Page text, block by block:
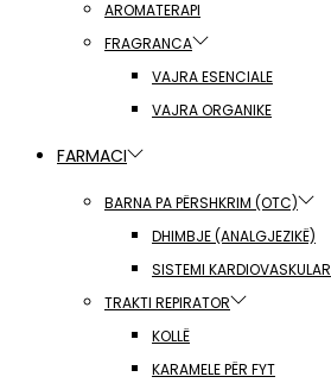
AROMATERAPI
FRAGRANCA
VAJRA ESENCIALE
VAJRA ORGANIKE
FARMACI
BARNA PA PËRSHKRIM (OTC)
DHIMBJE (ANALGJEZIKË)
SISTEMI KARDIOVASKULAR
TRAKTI REPIRATOR
KOLLË
KARAMELE PËR FYT